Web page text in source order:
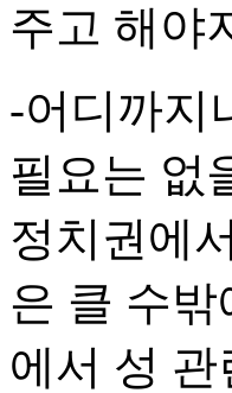
주고 해야
-어디까지
필요는 없
정치권에
은 클 수
에서 성